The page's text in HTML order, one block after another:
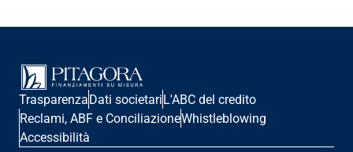
TrasparenzaDati societariL'ABC del credito
Reclami, ABF e ConciliazioneWhistleblowing
Accessibilità